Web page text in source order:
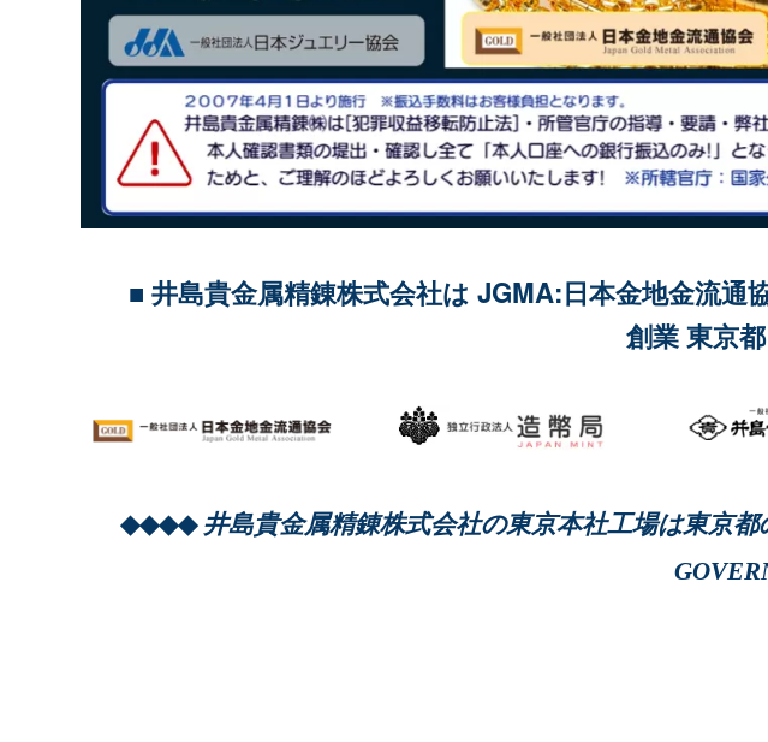
■ 井島貴金属精錬株式会社は JGMA:日本金地金流
創業 東京
◆◆◆◆ 井島貴金属精錬株式会社の東京本社工場は東京